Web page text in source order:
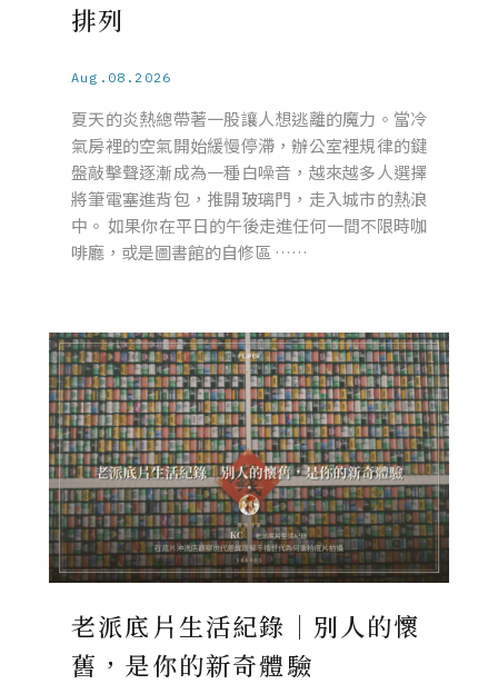
排列
Aug.08.2026
夏天的炎熱總帶著一股讓人想逃離的魔力。當冷
氣房裡的空氣開始緩慢停滯，辦公室裡規律的鍵
盤敲擊聲逐漸成為一種白噪音，越來越多人選擇
將筆電塞進背包，推開玻璃門，走入城市的熱浪
中。 如果你在平日的午後走進任何一間不限時咖
啡廳，或是圖書館的自修區 ……
老派底片生活紀錄｜別人的懷
舊，是你的新奇體驗